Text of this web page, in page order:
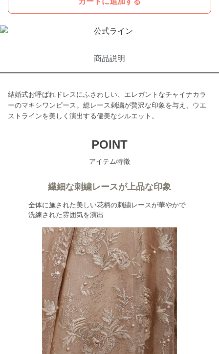
商品説明
結婚式お呼ばれドレスにふさわしい、エレガントなチャイナカラ
ーのマキシワンピース。総レース刺繍が贅沢な印象を与え、ウエ
ストラインを美しく演出する優美なシルエット。
POINT
アイテム特徴
繊細な刺繍レースが上品な印象
全体に施された美しい花柄の刺繍レースが華やかで
洗練された雰囲気を演出